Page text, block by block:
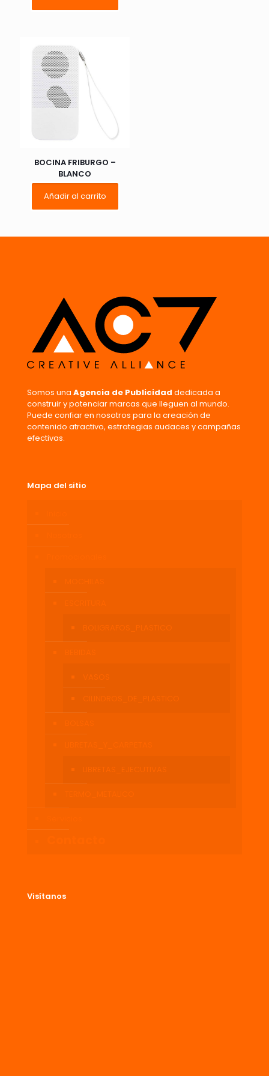
Nombre*
Correo
electrónico*
Guarda mi nombre, correo electrónico y web en este
navegador para la próxima vez que comente.
BOCINA FRIBURGO –
BLANCO
Añadir al carrito
Somos una Agencia de Publicidad dedicada a
construir y potenciar marcas que lleguen al mundo.
Puede confiar en nosotros para la creación de
contenido atractivo, estrategias audaces y campañas
efectivas.
Mapa del sitio
Visítanos